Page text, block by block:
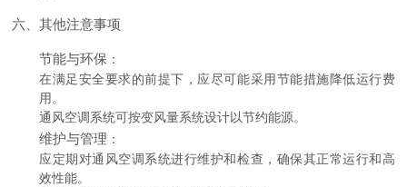
六、其他注意事项
节能与环保 ：
在满足安全要求的前提下，应尽可能采用节能措施降低运行费
用。
通风空调系统可按变风量系统设计以节约能源。
维护与管理 ：
应定期对通风空调系统进行维护和检查，确保其正常运行和高
效性能。